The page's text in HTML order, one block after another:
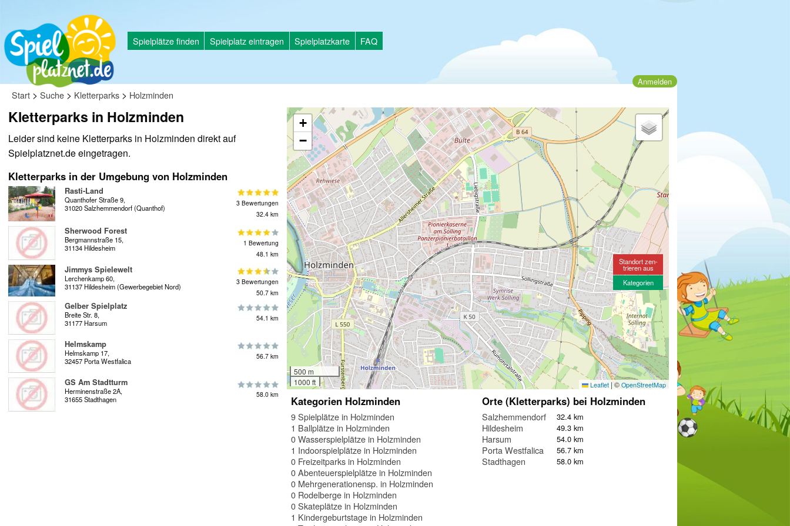
Spielplätze finden Spielplatz eintragen Spielplatzkarte FAQ
Anmelden
Start > Suche > Kletterparks > Holzminden
Kletterparks in Holzminden
Leider sind keine Kletterparks in Holzminden direkt auf
Spielplatznet.de eingetragen.
Kletterparks in der Umgebung von Holzminden
Rasti-Land
Quanthofer Straße 9,
31020 Salzhemmendorf (Quanthof)
3 Bewertungen
32.4 km
Sherwood Forest
Bergmannstraße 15,
31134 Hildesheim
1 Bewertung
48.1 km
Jimmys Spielewelt
Lerchenkamp 60,
31137 Hildesheim (Gewerbegebiet Nord)
3 Bewertungen
50.7 km
Gelber Spielplatz
Breite Str. 8,
31177 Harsum
54.1 km
Helmskamp
Helmskamp 17,
32457 Porta Westfalica
56.7 km
GS Am Stadtturm
Herminenstraße 2A,
31655 Stadthagen
58.0 km
+
−
500 m
1000 ft
Leaflet |© OpenStreetMap
Standort zen-
trieren aus
Kategorien
Kategorien Holzminden
9 Spielplätze in Holzminden
1 Ballplätze in Holzminden
0 Wasserspielplätze in Holzminden
1 Indoorspielplätze in Holzminden
0 Freizeitparks in Holzminden
0 Abenteuerspielplätze in Holzminden
0 Mehrgenerationensp. in Holzminden
0 Rodelberge in Holzminden
0 Skateplätze in Holzminden
1 Kindergeburtstage in Holzminden
Orte (Kletterparks) bei Holzminden
Salzhemmendorf 32.4 km
Hildesheim 49.3 km
Harsum 54.0 km
Porta Westfalica 56.7 km
Stadthagen 58.0 km